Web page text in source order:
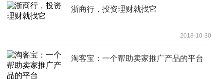
浙商行，投资理财就找它
2018-10-30
淘客宝：一个帮助卖家推广产品的平台